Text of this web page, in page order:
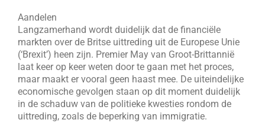
Aandelen
Langzamerhand wordt duidelijk dat de financiële
markten over de Britse uittreding uit de Europese Unie
(‘Brexit’) heen zijn. Premier May van Groot-Brittannië
laat keer op keer weten door te gaan met het proces,
maar maakt er vooral geen haast mee. De uiteindelijke
economische gevolgen staan op dit moment duidelijk
in de schaduw van de politieke kwesties rondom de
uittreding, zoals de beperking van immigratie.